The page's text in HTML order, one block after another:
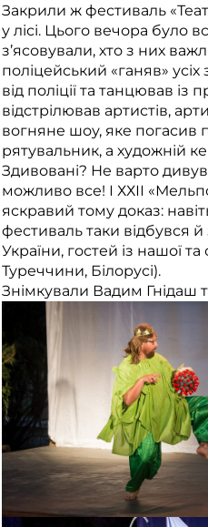
Закрили ж фестиваль
у лісі. Цього вечора було
з’ясовували, хто з них
поліцейський «ганяв» усіх
від поліції та танцював
відстрілював артистів,
вогняне шоу, яке
рятувальник, а художній
Здивовані? Не варто
можливо все! І ХХІІ
яскравий тому доказ:
фестиваль таки відбувся й
України, гостей із нашої та
Туреччини, Білорусі).
Знімкували Вадим Гнідаш